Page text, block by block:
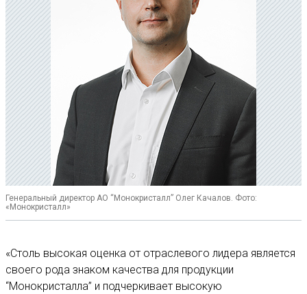
Генеральный директор АО “Монокристалл” Олег Качалов. Фото:
«Монокристалл»
«Столь высокая оценка от отраслевого лидера является
своего рода знаком качества для продукции
“Монокристалла” и подчеркивает высокую